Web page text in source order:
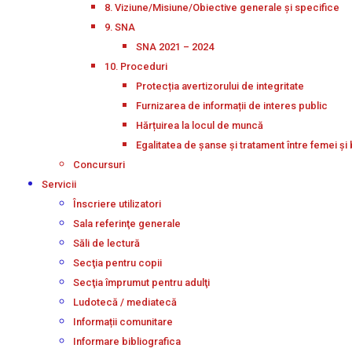
8. Viziune/Misiune/Obiective generale și specifice
9. SNA
SNA 2021 – 2024
10. Proceduri
Protecția avertizorului de integritate
Furnizarea de informații de interes public
Hărțuirea la locul de muncă
Egalitatea de șanse și tratament între femei și
Concursuri
Servicii
Înscriere utilizatori
Sala referinţe generale
Săli de lectură
Secţia pentru copii
Secţia împrumut pentru adulţi
Ludotecă / mediatecă
Informații comunitare
Informare bibliografica